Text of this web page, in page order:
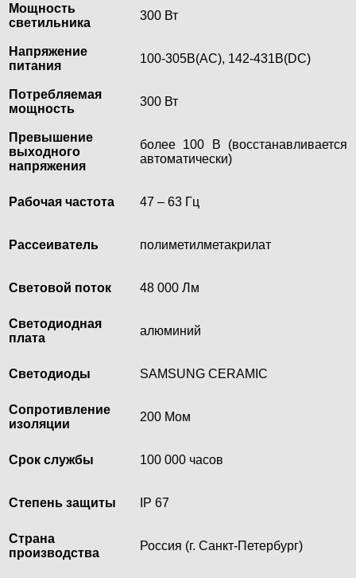
Мощность
светильника
300 Вт
Напряжение
питания
100-305В(AC), 142-431В(DC)
Потребляемая
мощность
300 Вт
Превышение
выходного
напряжения
более 100 В (восстанавливается
автоматически)
Рабочая частота 47 – 63 Гц
Рассеиватель полиметилметакрилат
Световой поток 48 000 Лм
Светодиодная
плата
алюминий
Светодиоды SAMSUNG CERAMIC
Сопротивление
изоляции
200 Мом
Срок службы 100 000 часов
Степень защиты IP 67
Страна
производства
Россия (г. Санкт-Петербург)